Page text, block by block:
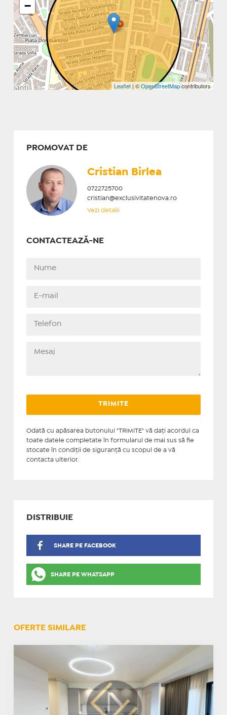
−
Leaflet| ©OpenStreetMapcontributors
PROMOVAT DE
Cristian ​Birlea
0722725700
cristian@exclusivitatenova.ro
Vezi detalii
CONTACTEAZĂ-NE
Odată cu apăsarea butonului "TRIMITE" vă daţi acordul ca
toate datele completate în formularul de mai sus să fie
stocate în condiţii de siguranţă cu scopul de a vă
contacta ulterior.
DISTRIBUIE
SHARE PE FACEBOOK
SHARE PE WHATSAPP
OFERTE SIMILARE